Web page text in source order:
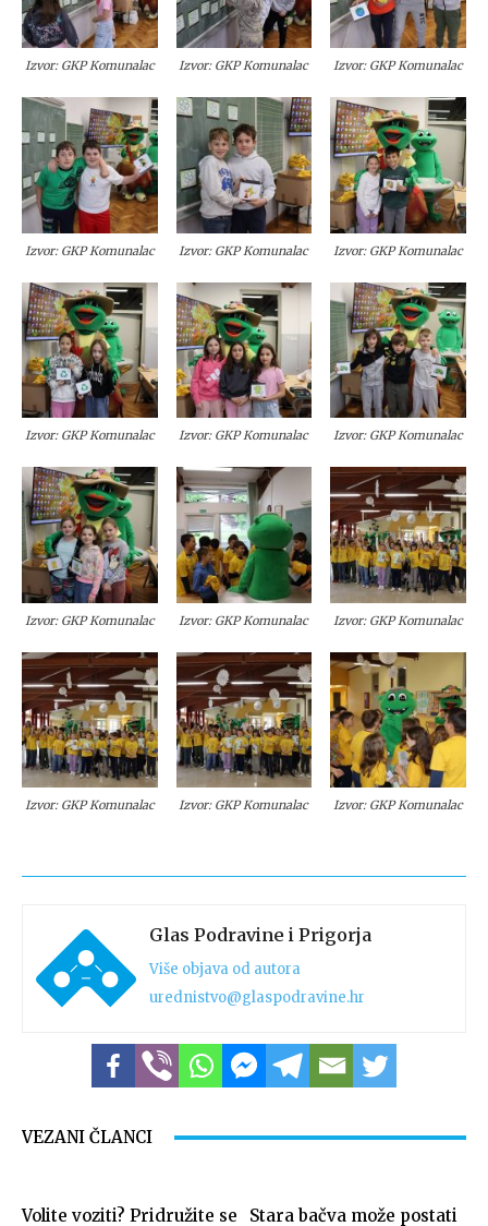
Izvor: GKP Komunalac Izvor: GKP Komunalac Izvor: GKP Komunalac
Izvor: GKP Komunalac Izvor: GKP Komunalac Izvor: GKP Komunalac
Izvor: GKP Komunalac Izvor: GKP Komunalac Izvor: GKP Komunalac
Izvor: GKP Komunalac Izvor: GKP Komunalac Izvor: GKP Komunalac
Izvor: GKP Komunalac Izvor: GKP Komunalac Izvor: GKP Komunalac
Glas Podravine i Prigorja
Više objava od autora
urednistvo@glaspodravine.hr
VEZANI ČLANCI
Volite voziti? Pridružite se Stara bačva može postati